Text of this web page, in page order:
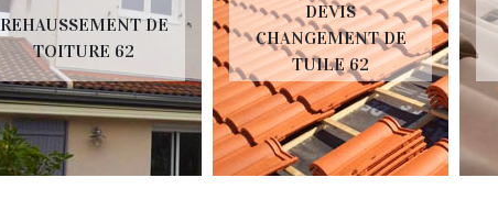
REHAUSSEMENT DE
TOITURE 62
DEVIS
CHANGEMENT DE
TUILE 62